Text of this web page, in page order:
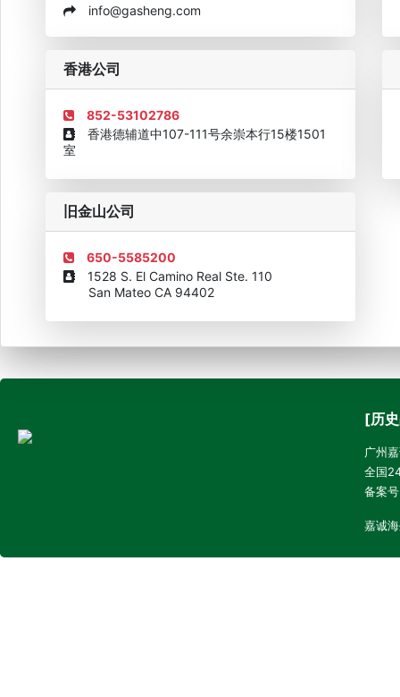
企业诚信AAAAA奖牌2015 欧美澳最具价值品牌移民机构
info@gasheng.com
香港公司
852-53102786
香港德辅道中107-111号余崇本行15楼1501
室
旧金山公司
650-5585200
1528 S. El Camino Real Ste. 110
San Mateo CA 94402
[历
广州
全国
备案
嘉诚